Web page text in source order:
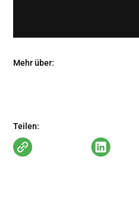
Mehr über:
Teilen: